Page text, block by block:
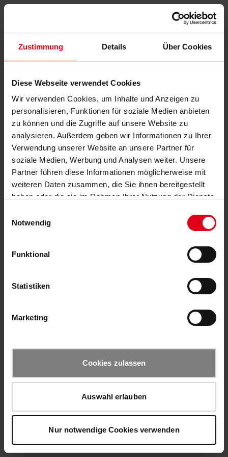
Zustimmung Details Über Cookies
Diese Webseite verwendet Cookies
Wir verwenden Cookies, um Inhalte und Anzeigen zu
personalisieren, Funktionen für soziale Medien anbieten
zu können und die Zugriffe auf unsere Website zu
analysieren. Außerdem geben wir Informationen zu Ihrer
Verwendung unserer Website an unsere Partner für
soziale Medien, Werbung und Analysen weiter. Unsere
Partner führen diese Informationen möglicherweise mit
weiteren Daten zusammen, die Sie ihnen bereitgestellt
haben oder die sie im Rahmen Ihrer Nutzung der Dienste
Notwendig
Funktional
Statistiken
Marketing
Cookies zulassen
Auswahl erlauben
Nur notwendige Cookies verwenden